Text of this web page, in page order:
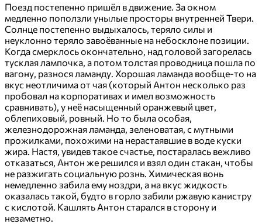
Поезд постепенно пришёл в движение. За окном
медленно поползли унылые просторы внутренней Твери.
Солнце постепенно выдыхалось, теряло силы и
неуклонно теряло завоёванные на небосклоне позиции.
Когда смерклось окончательно, над головой загорелась
тусклая лампочка, а потом толстая проводница пошла по
вагону, разнося ламанду. Хорошая ламанда вообще-то на
вкус неотличима от чая (который Антон несколько раз
пробовал на корпоративах и имел возможность
сравнивать), у неё насыщенный оранжевый цвет,
облепиховый, ровный. Но то была особая,
железнодорожная ламанда, зеленоватая, с мутными
прожилками, похожими на нерастаявшие в воде куски
жира. Настя, увидев такое счастье, постаралась вежливо
отказаться, Антон же решился и взял один стакан, чтобы
не разжигать социальную рознь. Химическая вонь
немедленно забила ему ноздри, а на вкус жидкость
оказалась такой, будто в горло забили ржавую канистру
с кислотой. Кашлять Антон старался в сторону и
незаметно.